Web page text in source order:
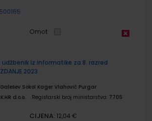
500165
Omot
udžbenik iz informatike za 8. razred
2023.
Sokol Kager Vlahović Purgar
d.o.o. Registarski broj ministarstva: 7705
CIJENA: 12,04 €